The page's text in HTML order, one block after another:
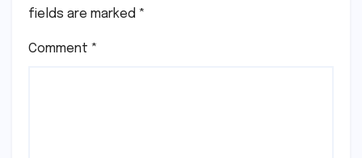
fields are marked *
Comment *